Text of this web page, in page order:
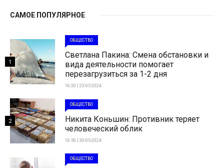
САМОЕ ПОПУЛЯРНОЕ
ОБЩЕСТВО
Светлана Пакина: Смена обстановки и
вида деятельности помогает
перезагрузиться за 1-2 дня
16:30 | 23-05-2024
1
ОБЩЕСТВО
Никита Коньшин: Противник теряет
человеческий облик
16:56 | 30-05-2024
2
ОБЩЕСТВО